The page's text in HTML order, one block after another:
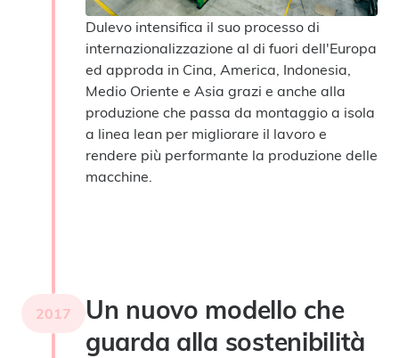
Dulevo intensifica il suo processo di
internazionalizzazione al di fuori dell'Europa
ed approda in Cina, America, Indonesia,
Medio Oriente e Asia grazi e anche alla
produzione che passa da montaggio a isola
a linea lean per migliorare il lavoro e
rendere più performante la produzione delle
macchine.
2017
Un nuovo modello che
guarda alla sostenibilità